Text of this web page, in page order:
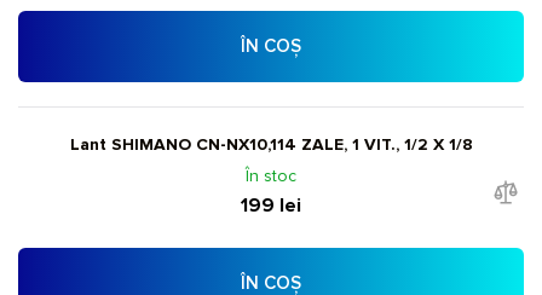
ÎN COȘ
Lant SHIMANO CN-NX10,114 ZALE, 1 VIT., 1/2 X 1/8
În stoc
199 lei
ÎN COȘ